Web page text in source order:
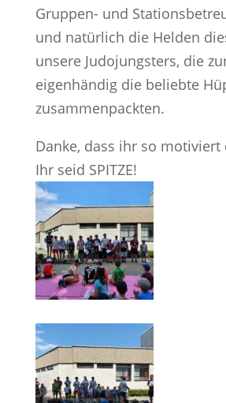
Gruppen- und
und natürlich die Helden
unsere Judojungsters, die
eigenhändig die beliebte
zusammenpackten.
Danke, dass ihr so motiviert
Ihr seid SPITZE!